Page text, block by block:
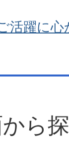
活躍に
ら